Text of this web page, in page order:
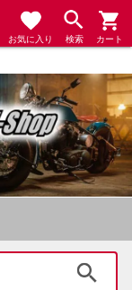
お気に入り 検索 カート